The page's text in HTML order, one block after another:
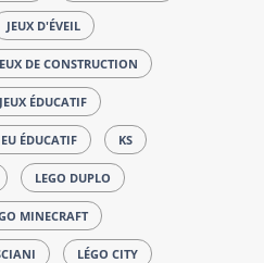
JEUX D'ÉVEIL
DE CONSTRUCTION
JEUX ÉDUCATIF
ÉDUCATIF KS
LEGO DUPLO
MINECRAFT
LÉGO CITY